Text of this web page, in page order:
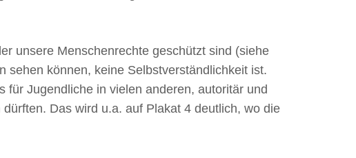
unsere Menschenrechte geschützt sind (siehe
sehen können, keine Selbstverständlichkeit ist.
Jugendliche in vielen anderen, autoritär und
Das wird u.a. auf Plakat 4 deutlich, wo die